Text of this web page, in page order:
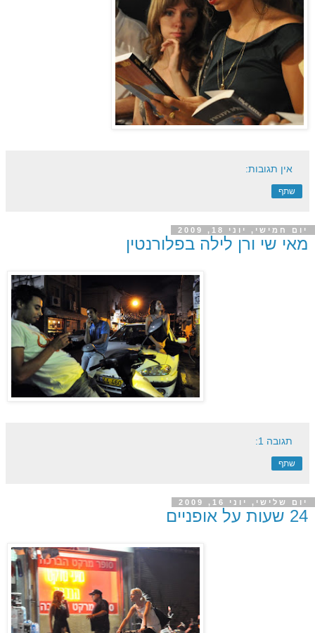
אין תגובות:
שתף
יום חמישי, יוני 18, 2009
מאי שי ורן לילה בפלורנטין
תגובה 1:
שתף
יום שלישי, יוני 16, 2009
24 שעות על אופניים